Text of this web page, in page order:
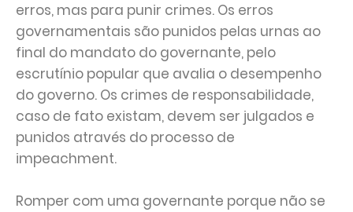
erros, mas para punir crimes. Os erros
governamentais são punidos pelas urnas ao
final do mandato do governante, pelo
escrutínio popular que avalia o desempenho
do governo. Os crimes de responsabilidade,
caso de fato existam, devem ser julgados e
punidos através do processo de
impeachment.
Romper com uma governante porque não se